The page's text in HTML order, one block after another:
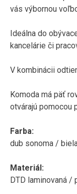
vás výbornou
Ideálna do
kancelárie či
V kombinácii
Komoda má päť
otvárajú pomocou
Farba:
dub sonoma /
Materiál:
DTD laminovaná /